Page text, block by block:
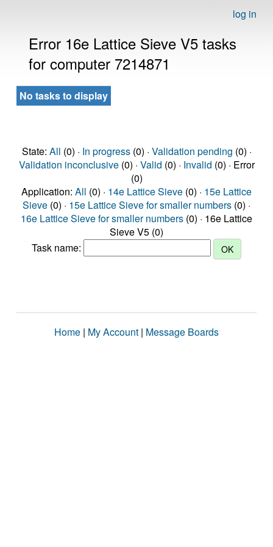
log in
Error 16e Lattice Sieve V5 tasks
for computer 7214871
No tasks to display
State: All (0) · In progress(0) · Validation pending (0) ·
Validation inconclusive(0) · Valid (0) · Invalid (0) · Error
(0)
Application: All (0) · 14e Lattice Sieve (0) · 15e Lattice
Sieve (0) · 15e Lattice Sieve for smaller numbers (0) ·
16e Lattice Sieve for smaller numbers (0) · 16e Lattice
Sieve V5 (0)
Task name:
Home | My Account | Message Boards